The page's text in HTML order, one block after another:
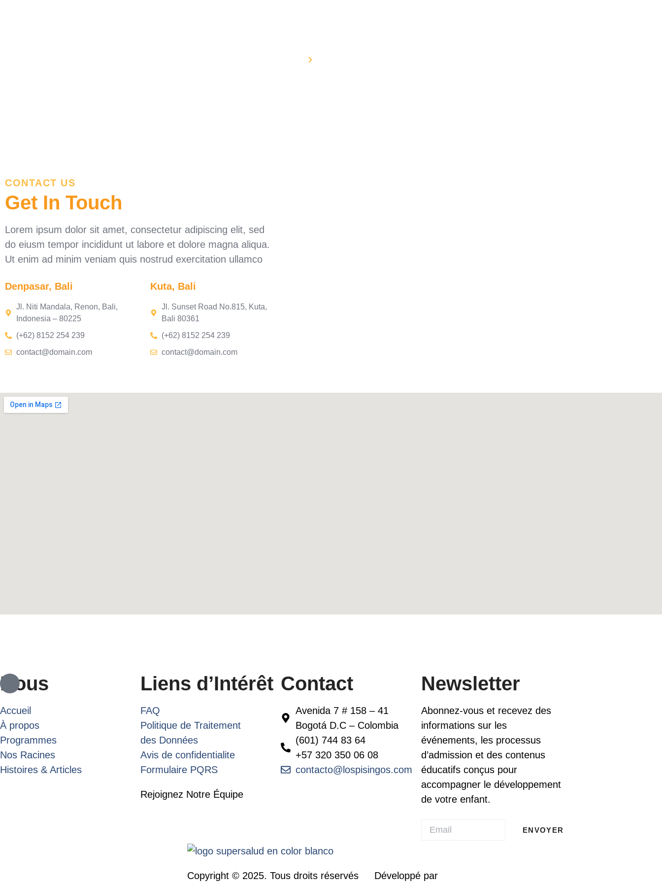
CONTACT US
Get In Touch
Lorem ipsum dolor sit amet, consectetur adipiscing elit, sed
do eiusm tempor incididunt ut labore et dolore magna aliqua.
Ut enim ad minim veniam quis nostrud exercitation ullamco
Denpasar, Bali
Jl. Niti Mandala, Renon, Bali,
Indonesia – 80225
(+62) 8152 254 239
contact@domain.com
Kuta, Bali
Jl. Sunset Road No.815, Kuta,
Bali 80361
(+62) 8152 254 239
contact@domain.com
Nous
Accueil
À propos
Programmes
Nos Racines
Histoires & Articles
Liens d’Intérêt
FAQ
Politique de Traitement
des Données
Avis de confidentialite
Formulaire PQRS
Rejoignez Notre Équipe
Contact
Avenida 7 # 158 – 41
Bogotá D.C – Colombia
(601) 744 83 64
+57 320 350 06 08
contacto@lospisingos.com
Newsletter
Abonnez-vous et recevez des
informations sur les
événements, les processus
d’admission et des contenus
éducatifs conçus pour
accompagner le développement
de votre enfant.
ENVOYER
Copyright © 2025. Tous droits réservés Développé par